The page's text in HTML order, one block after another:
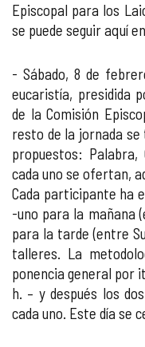
Episcopal para los
se puede seguir aquí
- Sábado, 8 de
eucaristía, presidida
de la Comisión
resto de la jornada
propuestos: Palabra,
cada uno se ofertan,
Cada participante ha
-uno para la mañana
para la tarde (entre
talleres. La
ponencia general por
h. – y después los
cada uno. Este día se